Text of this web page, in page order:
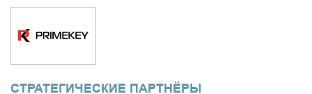
СТРАТЕГИЧЕСКИЕ ПАРТНЁРЫ